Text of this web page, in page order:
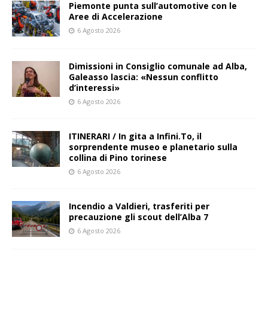
Piemonte punta sull’automotive con le
Aree di Accelerazione
6 Agosto 2026
Dimissioni in Consiglio comunale ad Alba,
Galeasso lascia: «Nessun conflitto
d’interessi»
6 Agosto 2026
ITINERARI / In gita a Infini.To, il
sorprendente museo e planetario sulla
collina di Pino torinese
6 Agosto 2026
Incendio a Valdieri, trasferiti per
precauzione gli scout dell’Alba 7
6 Agosto 2026